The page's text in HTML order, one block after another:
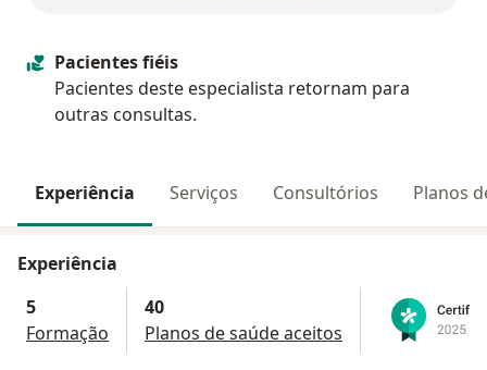
Pacientes fiéis
Pacientes deste especialista retornam para
outras consultas.
Experiência Serviços Consultórios Planos
Experiência
5
Formação
40
Planos de saúde aceitos